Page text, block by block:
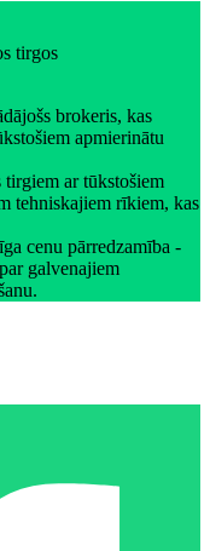
tirgos
brokeris, kas
apmierinātu
ar tūkstošiem
tehniskajiem rīkiem, kas
cenu pārredzamība -
galvenajiem